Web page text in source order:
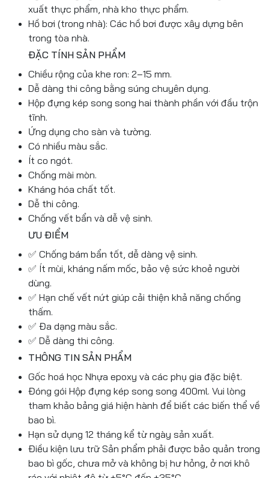
xuất thực phẩm, nhà kho thực phẩm.
Hồ bơi (trong nhà): Các hồ bơi được xây dựng bên
trong tòa nhà.
ĐẶC TÍNH SẢN PHẨM
Chiều rộng của khe ron: 2–15 mm.
Dễ dàng thi công bằng súng chuyên dụng.
Hộp đựng kép song song hai thành phần với đầu trộn
tĩnh.
Ứng dụng cho sàn và tường.
Có nhiều màu sắc.
Ít co ngót.
Chống mài mòn.
Kháng hóa chất tốt.
Dễ thi công.
Chống vết bẩn và dễ vệ sinh.
ƯU ĐIỂM
✅ Chống bám bẩn tốt, dễ dàng vệ sinh.
✅ Ít mùi, kháng nấm mốc, bảo vệ sức khoẻ người
dùng.
✅ Hạn chế vết nứt giúp cải thiện khả năng chống
thấm.
✅ Đa dạng màu sắc.
✅ Dễ dàng thi công.
THÔNG TIN SẢN PHẨM
Gốc hoá học Nhựa epoxy và các phụ gia đặc biệt.
Đóng gói Hộp đựng kép song song 400ml. Vui lòng
tham khảo bảng giá hiện hành để biết các biến thể về
bao bì.
Hạn sử dụng 12 tháng kể từ ngày sản xuất.
Điều kiện lưu trữ Sản phẩm phải được bảo quản trong
bao bì gốc, chưa mở và không bị hư hỏng, ở nơi khô